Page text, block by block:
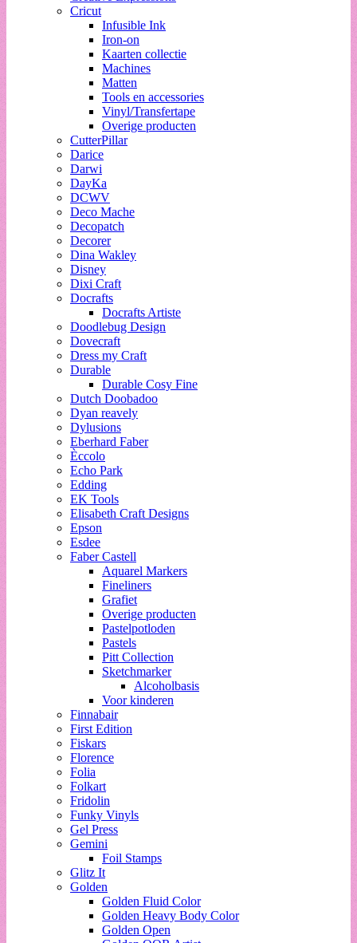
Cricut
Infusible Ink
Iron-on
Kaarten collectie
Machines
Matten
Tools en accessories
Vinyl/Transfertape
Overige producten
CutterPillar
Darice
Darwi
DayKa
DCWV
Deco Mache
Decopatch
Decorer
Dina Wakley
Disney
Dixi Craft
Docrafts
Docrafts Artiste
Doodlebug Design
Dovecraft
Dress my Craft
Durable
Durable Cosy Fine
Dutch Doobadoo
Dyan reavely
Dylusions
Eberhard Faber
Èccolo
Echo Park
Edding
EK Tools
Elisabeth Craft Designs
Epson
Esdee
Faber Castell
Aquarel Markers
Fineliners
Grafiet
Overige producten
Pastelpotloden
Pastels
Pitt Collection
Sketchmarker
Alcoholbasis
Voor kinderen
Finnabair
First Edition
Fiskars
Florence
Folia
Folkart
Fridolin
Funky Vinyls
Gel Press
Gemini
Foil Stamps
Glitz It
Golden
Golden Fluid Color
Golden Heavy Body Color
Golden Open